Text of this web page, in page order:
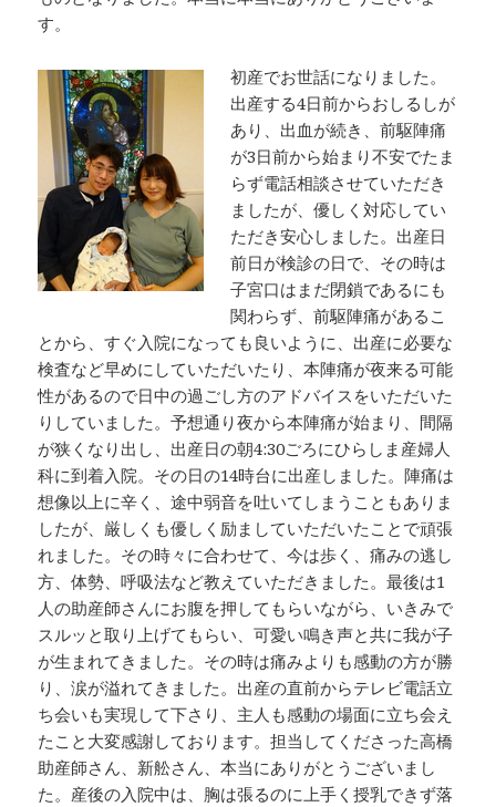
す。
初産でお世話になりました。
出産する4日前からおしるしが
あり、出血が続き、前駆陣痛
が3日前から始まり不安でたま
らず電話相談させていただき
ましたが、優しく対応してい
ただき安心しました。出産日
前日が検診の日で、その時は
子宮口はまだ閉鎖であるにも
関わらず、前駆陣痛があるこ
とから、すぐ入院になっても良いように、出産に必要な
検査など早めにしていただいたり、本陣痛が夜来る可能
性があるので日中の過ごし方のアドバイスをいただいた
りしていました。予想通り夜から本陣痛が始まり、間隔
が狭くなり出し、出産日の朝4:30ごろにひらしま産婦人
科に到着入院。その日の14時台に出産しました。陣痛は
想像以上に辛く、途中弱音を吐いてしまうこともありま
したが、厳しくも優しく励ましていただいたことで頑張
れました。その時々に合わせて、今は歩く、痛みの逃し
方、体勢、呼吸法など教えていただきました。最後は1
人の助産師さんにお腹を押してもらいながら、いきみで
スルッと取り上げてもらい、可愛い鳴き声と共に我が子
が生まれてきました。その時は痛みよりも感動の方が勝
り、涙が溢れてきました。出産の直前からテレビ電話立
ち会いも実現して下さり、主人も感動の場面に立ち会え
たこと大変感謝しております。担当してくださった高橋
助産師さん、新舩さん、本当にありがとうございまし
た。産後の入院中は、胸は張るのに上手く授乳できず落